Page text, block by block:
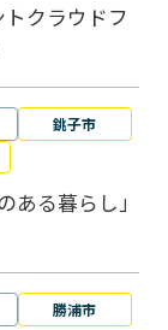
クラウドフ
銚子市
ある暮らし」
勝浦市